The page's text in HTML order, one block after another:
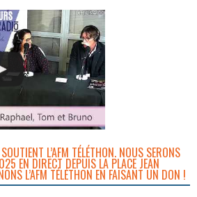
L’AFM TÉLÉTHON. NOUS SERONS
EN DIRECT DEPUIS LA PLACE JEAN
L’AFM TÉLÉTHON EN FAISANT UN DON !